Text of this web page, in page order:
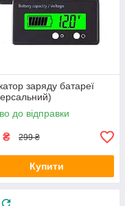
заряду батареї
до відправки
₴ 299 ₴
Купити